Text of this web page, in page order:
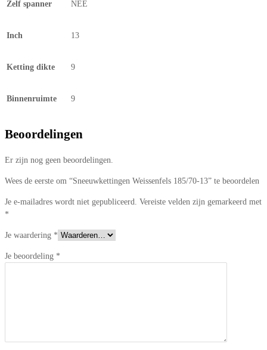
Zelf spanner NEE
Inch 13
Ketting dikte 9
Binnenruimte 9
Beoordelingen
Er zijn nog geen beoordelingen.
Wees de eerste om “Sneeuwkettingen Weissenfels 185/70-13” te beoordelen
Je e-mailadres wordt niet gepubliceerd. Vereiste velden zijn gemarkeerd met
*
Je waardering *
Je beoordeling *